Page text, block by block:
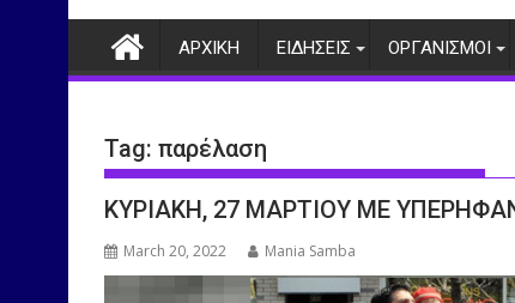
ΑΡΧΙΚΗ ΕΙΔΗΣΕΙΣ ΟΡΓΑΝΙΣΜΟΙ
Tag: παρέλαση
ΚΥΡΙΑΚΗ, 27 ΜΑΡΤΙΟΥ ΜΕ
March 20, 2022 Mania Samba